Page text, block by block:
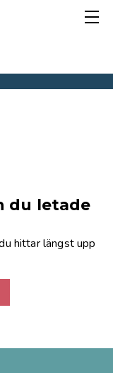
du letade
hittar längst upp